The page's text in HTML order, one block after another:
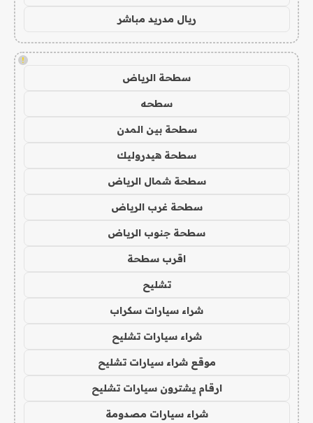
ريال مدريد مباشر
!
سطحة الرياض
سطحه
سطحة بين المدن
سطحة هيدروليك
سطحة شمال الرياض
سطحة غرب الرياض
سطحة جنوب الرياض
اقرب سطحة
تشليح
شراء سيارات سكراب
شراء سيارات تشليح
موقع شراء سيارات تشليح
ارقام يشترون سيارات تشليح
شراء سيارات مصدومة